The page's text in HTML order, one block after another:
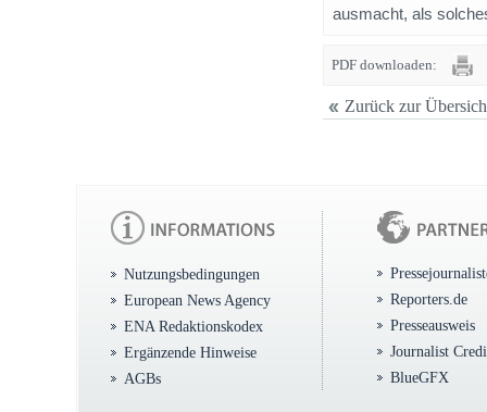
ausmacht, als
PDF downloaden:
Zurück zur
Nutzungsbedingungen
European News Agency
ENA Redaktionskodex
Ergänzende Hinweise
AGBs
Reporters.de
Presseausweis
Journalist
BlueGFX